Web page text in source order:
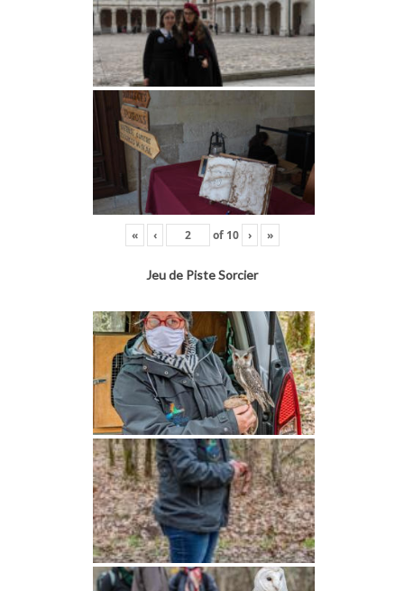
« ‹ of 10 › »
Jeu de Piste Sorcier